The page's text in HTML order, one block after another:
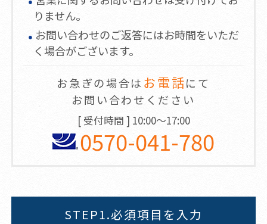
りません。
お問い合わせのご返答にはお時間をいただ
く場合がございます。
お急ぎの場合は お電話にて
お問い合わせください
[ 受付時間 ] 10:00～17:00
0570-041-780
STEP1.必須項目を入力